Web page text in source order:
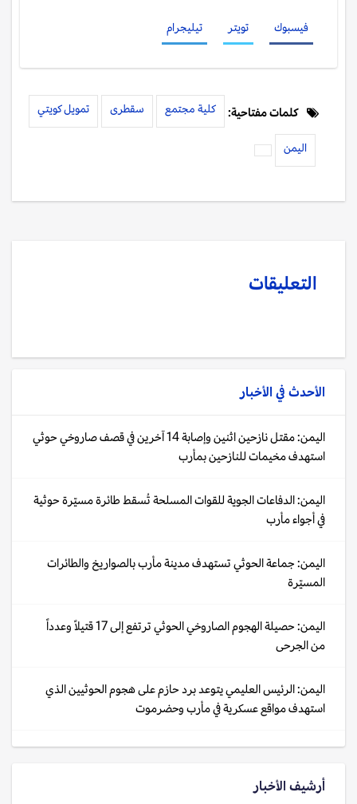
فيسبوك تويتر تيليجرام
كلمات مفتاحية: كلية مجتمع سقطرى تمويل كويتي
اليمن
التعليقات
الأحدث في الأخبار
اليمن: مقتل نازحين اثنين وإصابة 14 آخرين في قصف صاروخي حوثي
استهدف مخيمات للنازحين بمأرب
اليمن: الدفاعات الجوية للقوات المسلحة تُسقط طائرة مسيّرة حوثية
في أجواء مأرب
اليمن: جماعة الحوثي تستهدف مدينة مأرب بالصواريخ والطائرات
المسيّرة
اليمن: حصيلة الهجوم الصاروخي الحوثي ترتفع إلى 17 قتيلاً وعدداً
من الجرحى
اليمن: الرئيس العليمي يتوعد برد حازم على هجوم الحوثيين الذي
استهدف مواقع عسكرية في مأرب وحضرموت
أرشيف الأخبار